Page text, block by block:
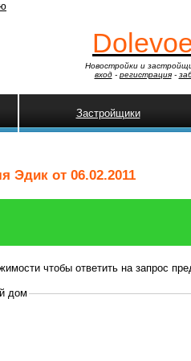
Новостройки и
вход- регистрация-
Застройщики
Эдик от 06.02.2011
чтобы ответить на запрос
дом